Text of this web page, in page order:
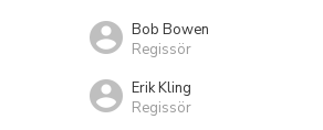
Bob Bowen
Regissör
Erik Kling
Regissör